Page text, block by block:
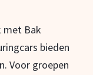
met Bak
bieden
Voor groepen